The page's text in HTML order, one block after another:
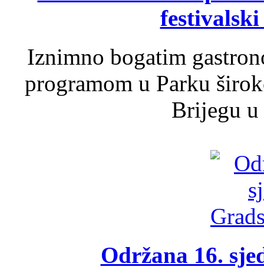
Iznimno bogatim
programom u Parku
Brijegu u
Održana 16.